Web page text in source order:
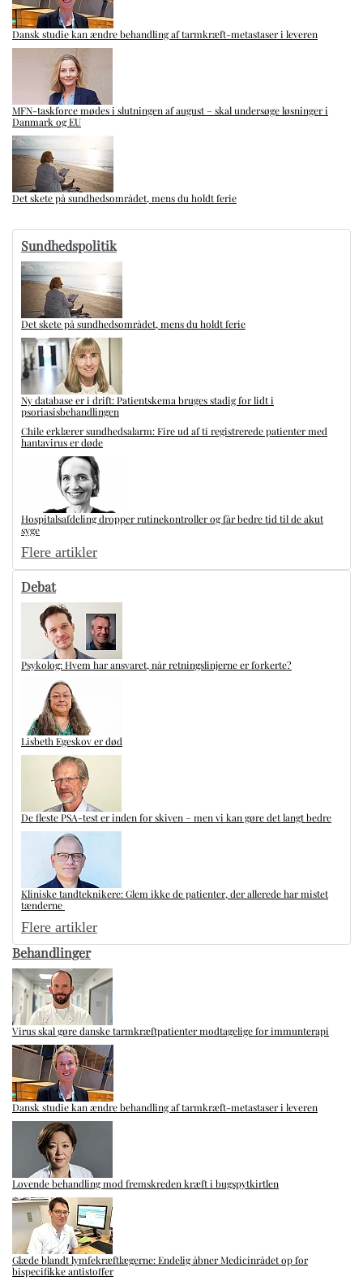
Dansk studie kan ændre behandling af tarmkræft-metastaser i leveren
MFN-taskforce mødes i slutningen af august – skal undersøge løsninger i
Danmark og EU
Det skete på sundhedsområdet, mens du holdt ferie
Sundhedspolitik
Det skete på sundhedsområdet, mens du holdt ferie
Ny database er i drift: Patientskema bruges stadig for lidt i
psoriasisbehandlingen
Chile erklærer sundhedsalarm: Fire ud af ti registrerede patienter med
hantavirus er døde
Hospitalsafdeling dropper rutinekontroller og får bedre tid til de akut
syge
Flere artikler
Debat
Psykolog: Hvem har ansvaret, når retningslinjerne er forkerte?
Lisbeth Egeskov er død
De fleste PSA-test er inden for skiven – men vi kan gøre det langt bedre
Kliniske tandteknikere: Glem ikke de patienter, der allerede har mistet
tænderne
Flere artikler
Behandlinger
Virus skal gøre danske tarmkræftpatienter modtagelige for immunterapi
Dansk studie kan ændre behandling af tarmkræft-metastaser i leveren
Lovende behandling mod fremskreden kræft i bugspytkirtlen
Glæde blandt lymfekræftlægerne: Endelig åbner Medicinrådet op for
bispecifikke antistoffer